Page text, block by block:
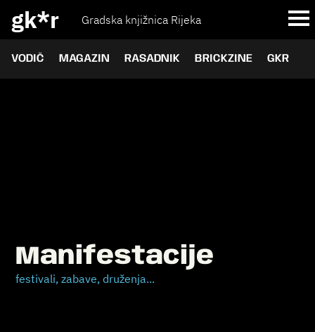
gk*r Gradska knjižnica Rijeka
VODIČ MAGAZIN RASADNIK BRICKZINE GKR
Manifestacije
festivali, zabave, druženja...